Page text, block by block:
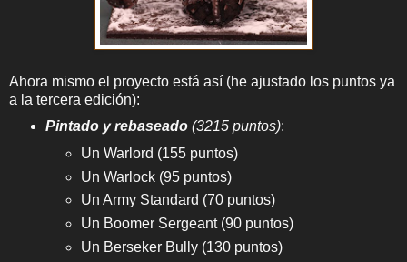
Ahora mismo el proyecto está así (he ajustado los puntos ya
a la tercera edición):
Pintado y rebaseado (3215 puntos):
Un Warlord (155 puntos)
Un Warlock (95 puntos)
Un Army Standard (70 puntos)
Un Boomer Sergeant (90 puntos)
Un Berseker Bully (130 puntos)